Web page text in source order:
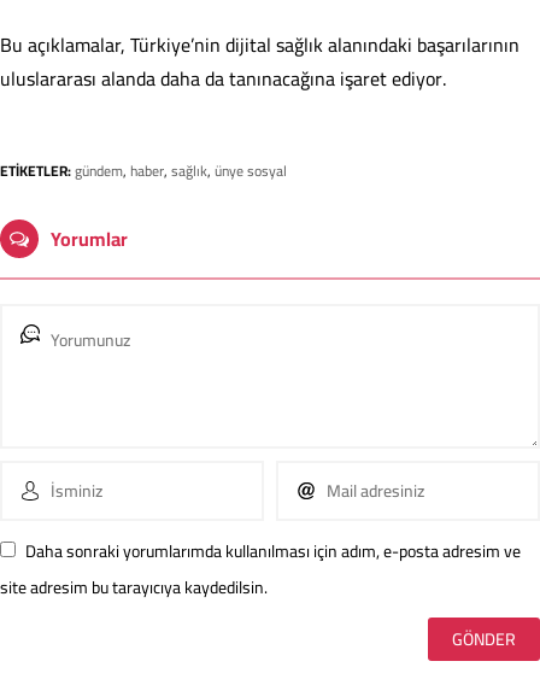
Bu açıklamalar, Türkiye’nin dijital sağlık alanındaki başarılarının
uluslararası alanda daha da tanınacağına işaret ediyor.
ETİKETLER:gündem, haber,sağlık,ünye sosyal
Yorumlar
Daha sonraki yorumlarımda kullanılması için adım, e-posta adresim ve
site adresim bu tarayıcıya kaydedilsin.